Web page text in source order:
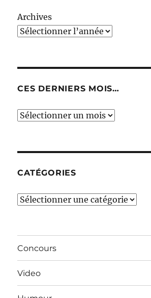
Archives
CES DERNIERS MOIS…
Ces
CATÉGORIES
Catégories
Concours
Video